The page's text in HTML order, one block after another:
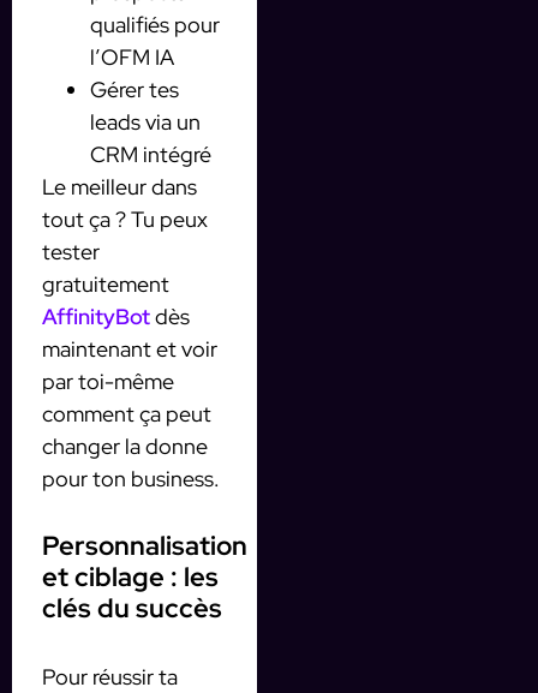
qualifiés pour
l’OFM IA
Gérer tes
leads via un
CRM intégré
Le meilleur dans
tout ça ? Tu peux
tester
gratuitement
AffinityBotdès
maintenant et voir
par toi-même
comment ça peut
changer la donne
pour ton business.
Personnalisation
et ciblage : les
clés du succès
Pour réussir ta